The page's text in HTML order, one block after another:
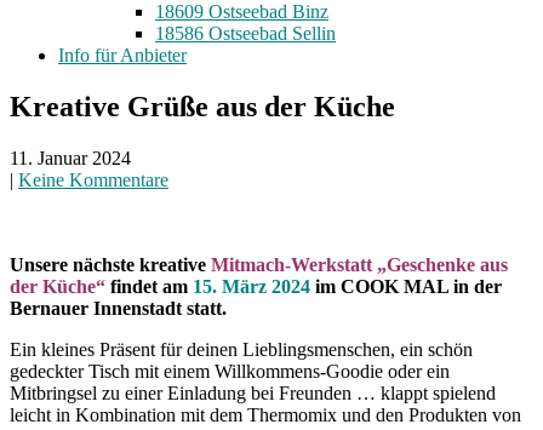
18609 Ostseebad Binz
18586 Ostseebad Sellin
Info für Anbieter
Kreative Grüße aus der Küche
11. Januar 2024
| Keine Kommentare
Unsere nächste kreative Mitmach-Werkstatt „Geschenke aus
der Küche“ findet am 15. März 2024 im COOK MAL in der
Bernauer Innenstadt statt.
Ein kleines Präsent für deinen Lieblingsmenschen, ein schön
gedeckter Tisch mit einem Willkommens-Goodie oder ein
Mitbringsel zu einer Einladung bei Freunden … klappt spielend
leicht in Kombination mit dem Thermomix und den Produkten von